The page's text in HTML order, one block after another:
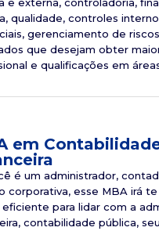
qualidade, controles
gerenciamento de
que desejam obter
e qualificações em
em
é um administrador,
corporativa, esse MBA irá
para lidar com a
contabilidade pública,